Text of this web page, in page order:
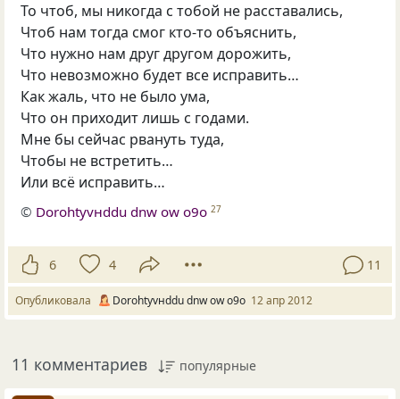
То чтоб, мы никогда с тобой не расставались,
Чтоб нам тогда смог кто-то объяснить,
Что нужно нам друг другом дорожить,
Что невозможно будет все исправить…
Как жаль, что не было ума,
Что он приходит лишь с годами.
Мне бы сейчас рвануть туда,
Чтобы не встретить…
Или всё исправить…
© Dorohtyvнddu dnw оw о9о 27
6 4 11
Опубликовала Dorohtyvнddu dnw оw о9о 12 апр 2012
11 комментариев популярные